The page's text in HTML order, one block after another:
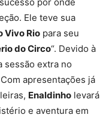
Ele teve sua
Vivo Rio para seu
do Circo“. Devido à
sessão extra no
apresentações já
Enaldinho levará
e aventura em